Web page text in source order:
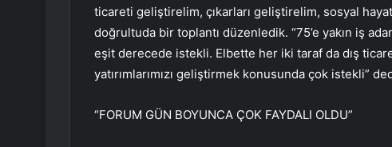
ticareti geliştirelim, çıkarları geliştirelim, sosyal
doğrultuda bir toplantı düzenledik. “75’e yakın iş
eşit derecede istekli. Elbette her iki taraf da dış
yatırımlarımızı geliştirmek konusunda çok istekli”
“FORUM GÜN BOYUNCA ÇOK FAYDALI OLDU”